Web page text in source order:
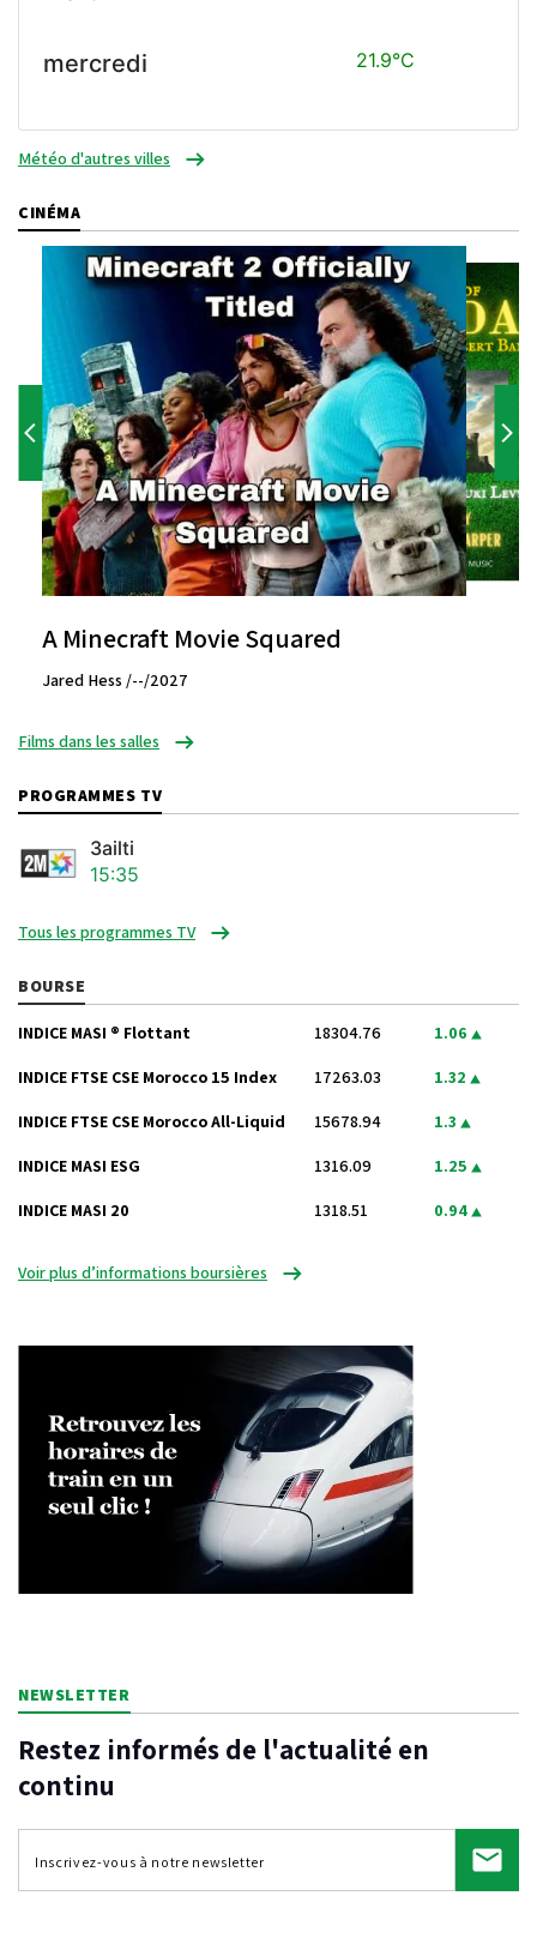
mercredi 21.9°C
Météo d'autres villes
CINÉMA
A Minecraft Movie Squared
Jared Hess /--/2027
Films dans les salles
PROGRAMMES TV
3ailti
15:35
Tous les programmes TV
BOURSE
INDICE MASI ® Flottant 18304.76 1.06
INDICE FTSE CSE Morocco 15 Index 17263.03 1.32
INDICE FTSE CSE Morocco All-Liquid 15678.94 1.3
INDICE MASI ESG 1316.09 1.25
INDICE MASI 20 1318.51 0.94
Voir plus d’informations boursières
NEWSLETTER
Restez informés de l'actualité en
continu